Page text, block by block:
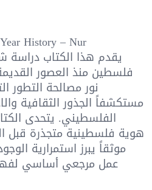
History – Nur
فلسطين منذ العصور
نور مصالحة التطور
مستكشفاً الجذور الثقافية
الفلسطيني. يتحدى
هوية فلسطينية متجذرة قبل
موثقاً يبرز استمرارية
عمل مرجعي أساسي